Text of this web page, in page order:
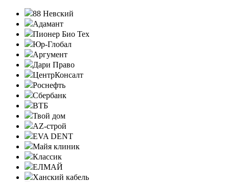
88 Невский
Адамант
Пионер Био Тех
Юр-Глобал
Аргумент
Дари Право
ЦентрКонсалт
Роснефть
Сбербанк
ВТБ
Твой дом
AZ-строй
EVA DENT
Майя клиник
Классик
ЕЛМАЙ
Ханский кабель